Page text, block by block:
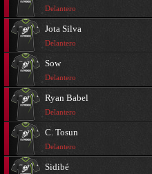
Delantero
Jota Silva
Delantero
Sow
Delantero
Ryan Babel
Delantero
C. Tosun
Delantero
Sidibé